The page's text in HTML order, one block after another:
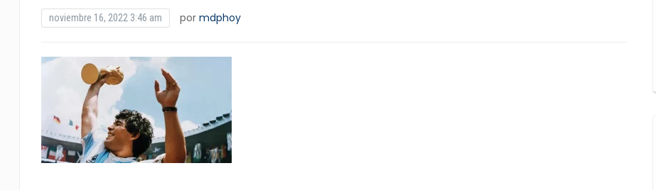
noviembre 16, 2022 3:46 am por mdphoy